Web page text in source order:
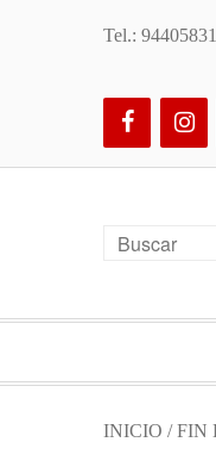
Tel.:
INICIO /FIN